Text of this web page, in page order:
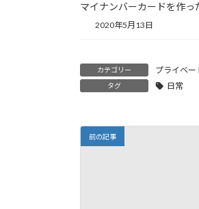
マイナンバーカードを作っ
2020年5月13日
カテゴリー プライベー
タグ 日常
前の記事